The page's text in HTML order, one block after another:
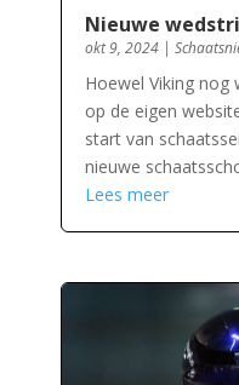
Nieuwe
okt 9, 2024|
Hoewel Viking
op de eigen
start van
nieuwe
Lees meer